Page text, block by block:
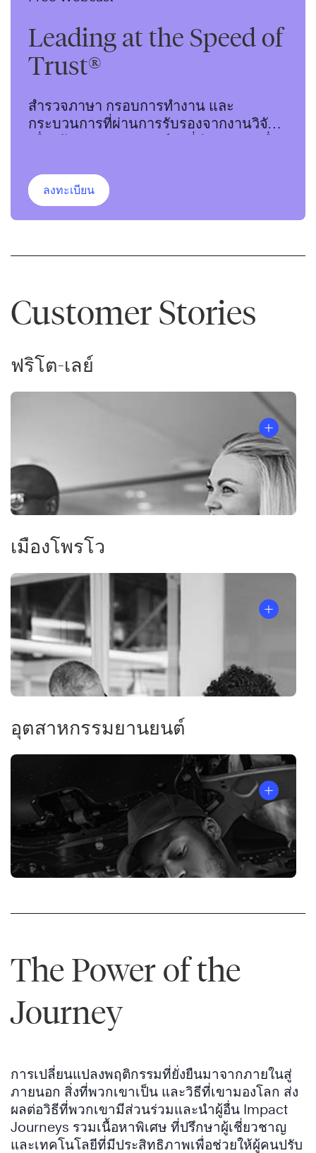
Leading at the Speed of
Trust®
สำรวจภาษา กรอบการทำงาน และ
กระบวนการที่ผ่านการรับรองจากงานวิจัย
ลงทะเบียน
Customer Stories
ฟริโต-เลย์
เมืองโพรโว
อุตสาหกรรมยานยนต์
The Power of the
Journey
การเปลี่ยนแปลงพฤติกรรมที่ยั่งยืนมาจากภายในสู่
ภายนอก สิ่งที่พวกเขาเป็น และวิธีที่เขามองโลก ส่ง
ผลต่อวิธีที่พวกเขามีส่วนร่วมและนำผู้อื่น Impact
Journeys รวมเนื้อหาพิเศษ ที่ปรึกษาผู้เชี่ยวชาญ
และเทคโนโลยีที่มีประสิทธิภาพเพื่อช่วยให้ผู้คนปรับ